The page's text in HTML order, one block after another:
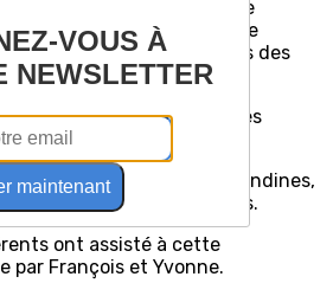
»
: Après la catastrophe
1956), le besoin de
de travail désastreuses des
: chant en français, par des
»: interprété par les mondines,
travaillant dans les rizières.
ont assisté à cette
par François et Yvonne.
VOUS À
NEWSLETTER
maintenant